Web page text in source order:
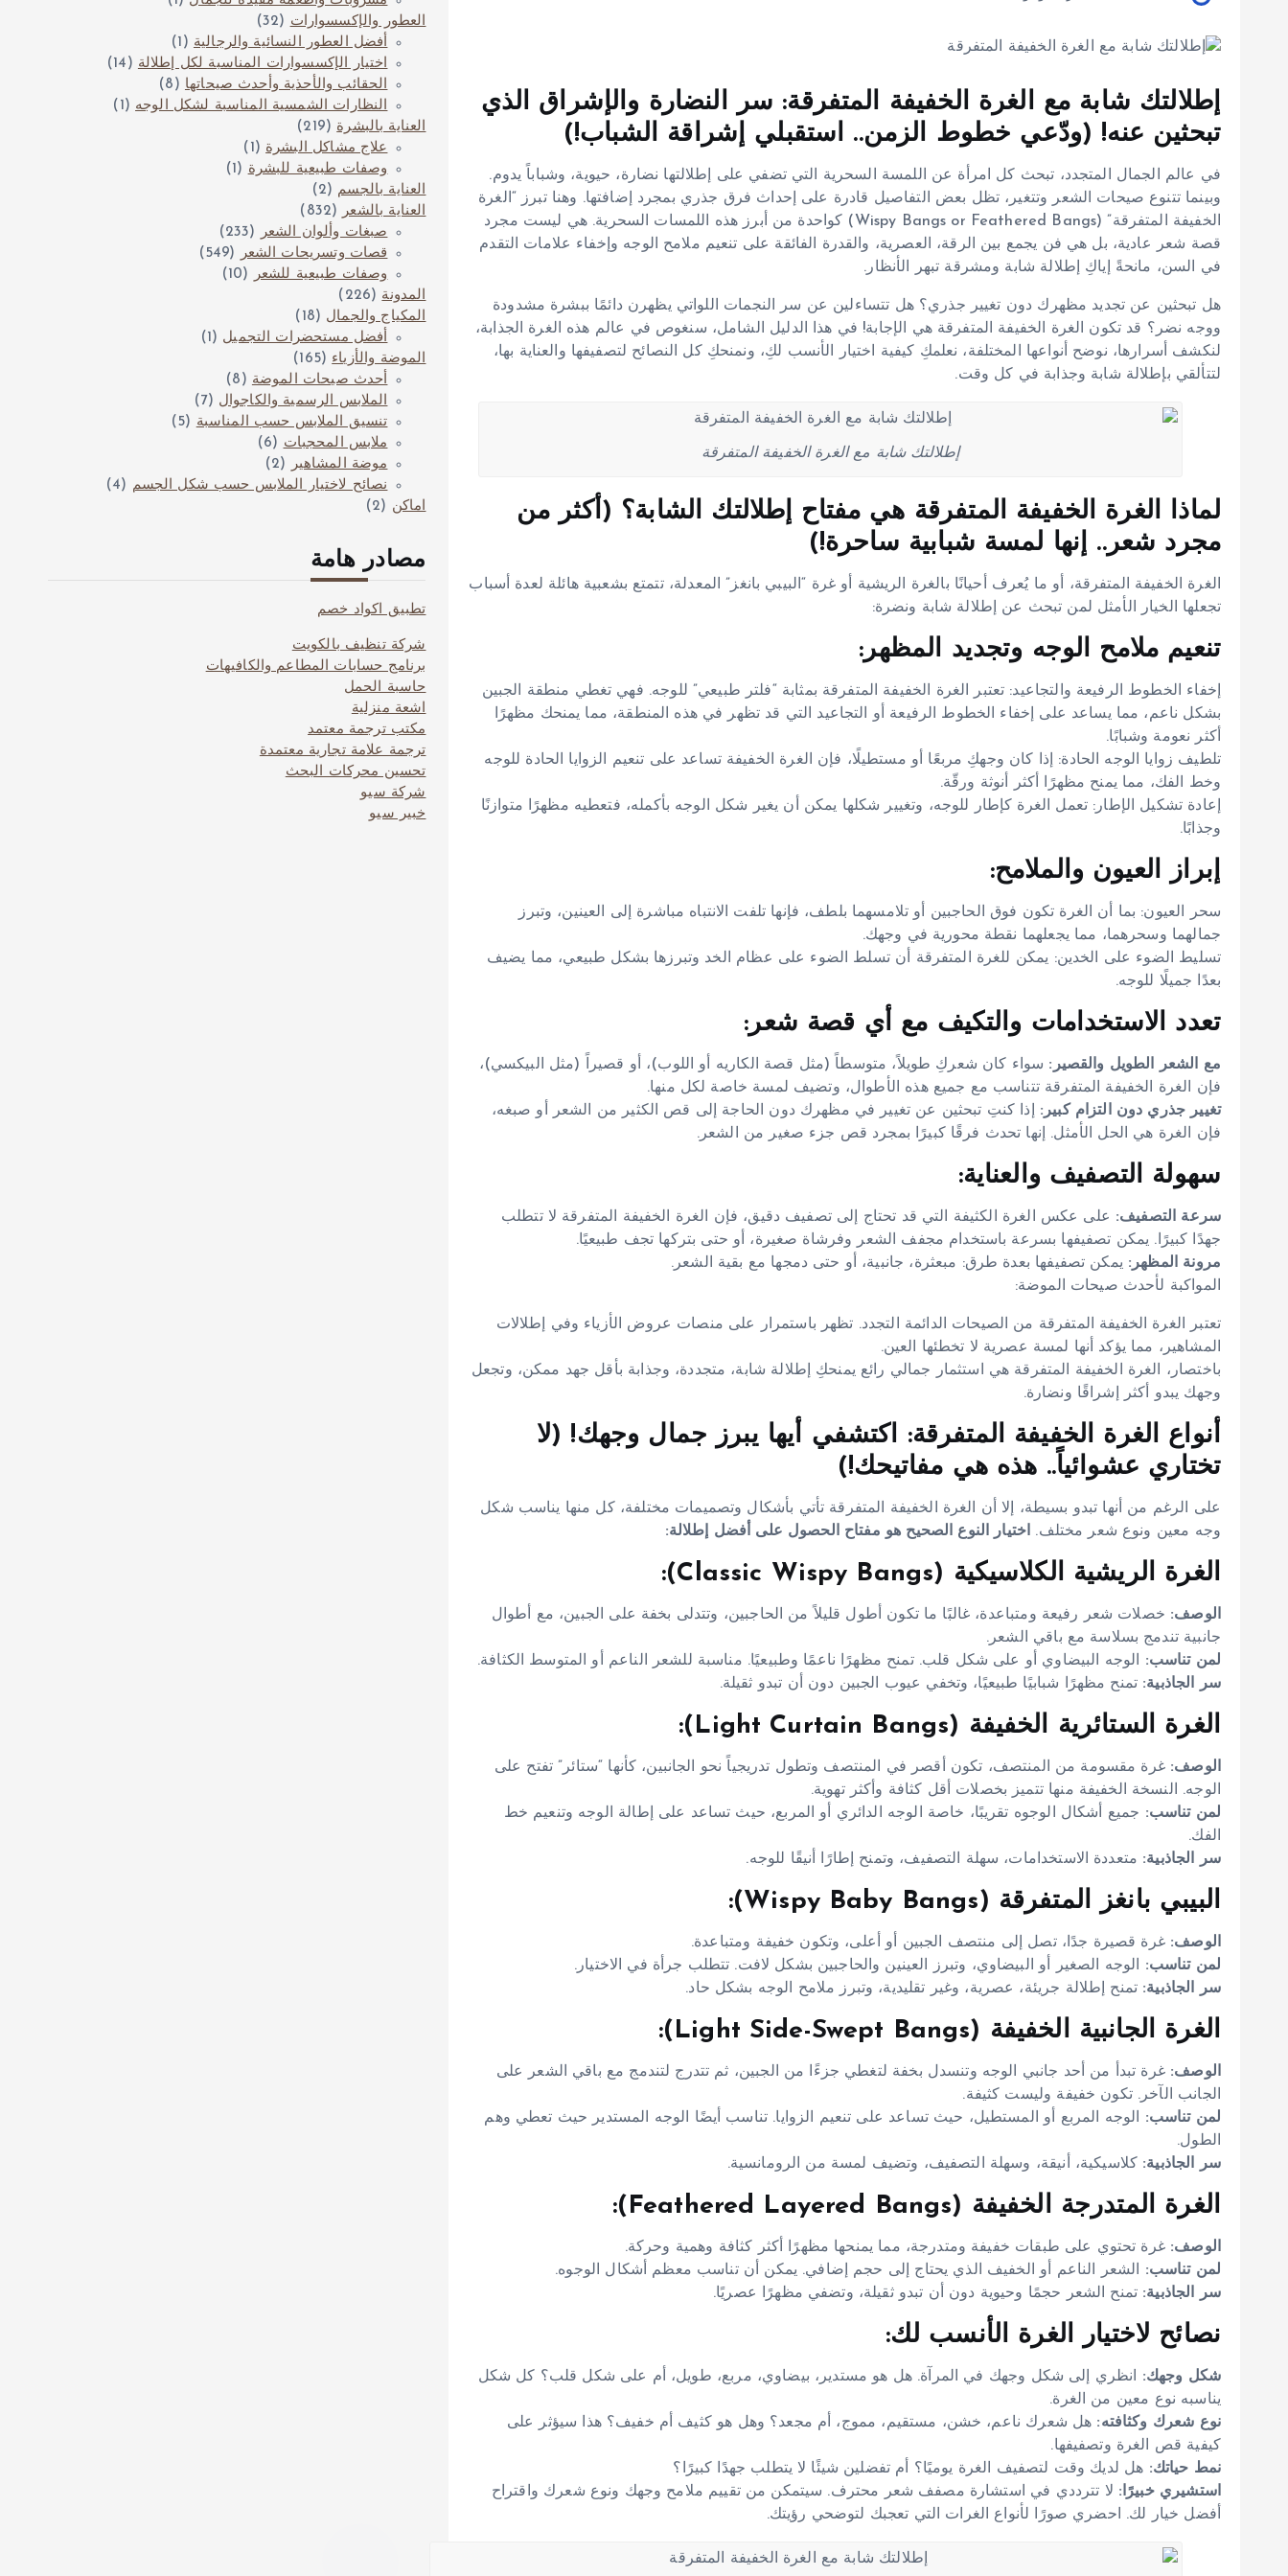
إطلالتك شابة مع الغرة الخفيفة المتفرقة: سر النضارة والإشراق الذي
تبحثين عنه! (ودّعي خطوط الزمن.. استقبلي إشراقة الشباب!)
في عالم الجمال المتجدد، تبحث كل امرأة عن اللمسة السحرية التي تضفي على إطلالتها نضارة، حيوية، وشباباً يدوم.
وبينما تتنوع صيحات الشعر وتتغير، تظل بعض التفاصيل قادرة على إحداث فرق جذري بمجرد إضافتها. وهنا تبرز “الغرة
الخفيفة المتفرقة” (Wispy Bangs or Feathered Bangs) كواحدة من أبرز هذه اللمسات السحرية. هي ليست مجرد
قصة شعر عادية، بل هي فن يجمع بين الرقة، العصرية، والقدرة الفائقة على تنعيم ملامح الوجه وإخفاء علامات التقدم
في السن، مانحةً إياكِ إطلالة شابة ومشرقة تبهر الأنظار.
هل تبحثين عن تجديد مظهرك دون تغيير جذري؟ هل تتساءلين عن سر النجمات اللواتي يظهرن دائمًا ببشرة مشدودة
ووجه نضر؟ قد تكون الغرة الخفيفة المتفرقة هي الإجابة! في هذا الدليل الشامل، سنغوص في عالم هذه الغرة الجذابة،
لنكشف أسرارها، نوضح أنواعها المختلفة، نعلمكِ كيفية اختيار الأنسب لكِ، ونمنحكِ كل النصائح لتصفيفها والعناية بها،
لتتألقي بإطلالة شابة وجذابة في كل وقت.
إطلالتك شابة مع الغرة الخفيفة المتفرقة
لماذا الغرة الخفيفة المتفرقة هي مفتاح إطلالتك الشابة؟ (أكثر من
مجرد شعر.. إنها لمسة شبابية ساحرة!)
الغرة الخفيفة المتفرقة، أو ما يُعرف أحيانًا بالغرة الريشية أو غرة “البيبي بانغز” المعدلة، تتمتع بشعبية هائلة لعدة أسباب
تجعلها الخيار الأمثل لمن تبحث عن إطلالة شابة ونضرة:
تنعيم ملامح الوجه وتجديد المظهر:
إخفاء الخطوط الرفيعة والتجاعيد: تعتبر الغرة الخفيفة المتفرقة بمثابة “فلتر طبيعي” للوجه. فهي تغطي منطقة الجبين
بشكل ناعم، مما يساعد على إخفاء الخطوط الرفيعة أو التجاعيد التي قد تظهر في هذه المنطقة، مما يمنحك مظهرًا
أكثر نعومة وشبابًا.
تلطيف زوايا الوجه الحادة: إذا كان وجهكِ مربعًا أو مستطيلًا، فإن الغرة الخفيفة تساعد على تنعيم الزوايا الحادة للوجه
وخط الفك، مما يمنح مظهرًا أكثر أنوثة ورقّة.
إعادة تشكيل الإطار: تعمل الغرة كإطار للوجه، وتغيير شكلها يمكن أن يغير شكل الوجه بأكمله، فتعطيه مظهرًا متوازنًا
وجذابًا.
إبراز العيون والملامح:
سحر العيون: بما أن الغرة تكون فوق الحاجبين أو تلامسهما بلطف، فإنها تلفت الانتباه مباشرة إلى العينين، وتبرز
جمالهما وسحرهما، مما يجعلهما نقطة محورية في وجهك.
تسليط الضوء على الخدين: يمكن للغرة المتفرقة أن تسلط الضوء على عظام الخد وتبرزها بشكل طبيعي، مما يضيف
بعدًا جميلًا للوجه.
تعدد الاستخدامات والتكيف مع أي قصة شعر:
مع الشعر الطويل والقصير: سواء كان شعركِ طويلاً، متوسطاً (مثل قصة الكاريه أو اللوب)، أو قصيراً (مثل البيكسي)،
فإن الغرة الخفيفة المتفرقة تتناسب مع جميع هذه الأطوال، وتضيف لمسة خاصة لكل منها.
تغيير جذري دون التزام كبير: إذا كنتِ تبحثين عن تغيير في مظهرك دون الحاجة إلى قص الكثير من الشعر أو صبغه،
فإن الغرة هي الحل الأمثل. إنها تحدث فرقًا كبيرًا بمجرد قص جزء صغير من الشعر.
سهولة التصفيف والعناية:
سرعة التصفيف: على عكس الغرة الكثيفة التي قد تحتاج إلى تصفيف دقيق، فإن الغرة الخفيفة المتفرقة لا تتطلب
جهدًا كبيرًا. يمكن تصفيفها بسرعة باستخدام مجفف الشعر وفرشاة صغيرة، أو حتى بتركها تجف طبيعيًا.
مرونة المظهر: يمكن تصفيفها بعدة طرق: مبعثرة، جانبية، أو حتى دمجها مع بقية الشعر.
المواكبة لأحدث صيحات الموضة:
تعتبر الغرة الخفيفة المتفرقة من الصيحات الدائمة التجدد. تظهر باستمرار على منصات عروض الأزياء وفي إطلالات
المشاهير، مما يؤكد أنها لمسة عصرية لا تخطئها العين.
باختصار، الغرة الخفيفة المتفرقة هي استثمار جمالي رائع يمنحكِ إطلالة شابة، متجددة، وجذابة بأقل جهد ممكن، وتجعل
وجهك يبدو أكثر إشراقًا ونضارة.
أنواع الغرة الخفيفة المتفرقة: اكتشفي أيها يبرز جمال وجهك! (لا
تختاري عشوائياً.. هذه هي مفاتيحك!)
على الرغم من أنها تبدو بسيطة، إلا أن الغرة الخفيفة المتفرقة تأتي بأشكال وتصميمات مختلفة، كل منها يناسب شكل
وجه معين ونوع شعر مختلف. اختيار النوع الصحيح هو مفتاح الحصول على أفضل إطلالة:
الغرة الريشية الكلاسيكية (Classic Wispy Bangs):
الوصف: خصلات شعر رفيعة ومتباعدة، غالبًا ما تكون أطول قليلاً من الحاجبين، وتتدلى بخفة على الجبين، مع أطوال
جانبية تندمج بسلاسة مع باقي الشعر.
لمن تناسب: الوجه البيضاوي أو على شكل قلب. تمنح مظهرًا ناعمًا وطبيعيًا. مناسبة للشعر الناعم أو المتوسط الكثافة.
سر الجاذبية: تمنح مظهرًا شبابيًا طبيعيًا، وتخفي عيوب الجبين دون أن تبدو ثقيلة.
الغرة الستائرية الخفيفة (Light Curtain Bangs):
الوصف: غرة مقسومة من المنتصف، تكون أقصر في المنتصف وتطول تدريجياً نحو الجانبين، كأنها “ستائر” تفتح على
الوجه. النسخة الخفيفة منها تتميز بخصلات أقل كثافة وأكثر تهوية.
لمن تناسب: جميع أشكال الوجوه تقريبًا، خاصة الوجه الدائري أو المربع، حيث تساعد على إطالة الوجه وتنعيم خط
الفك.
سر الجاذبية: متعددة الاستخدامات، سهلة التصفيف، وتمنح إطارًا أنيقًا للوجه.
البيبي بانغز المتفرقة (Wispy Baby Bangs):
الوصف: غرة قصيرة جدًا، تصل إلى منتصف الجبين أو أعلى، وتكون خفيفة ومتباعدة.
لمن تناسب: الوجه الصغير أو البيضاوي، وتبرز العينين والحاجبين بشكل لافت. تتطلب جرأة في الاختيار.
سر الجاذبية: تمنح إطلالة جريئة، عصرية، وغير تقليدية، وتبرز ملامح الوجه بشكل حاد.
الغرة الجانبية الخفيفة (Light Side-Swept Bangs):
الوصف: غرة تبدأ من أحد جانبي الوجه وتنسدل بخفة لتغطي جزءًا من الجبين، ثم تتدرج لتندمج مع باقي الشعر على
الجانب الآخر. تكون خفيفة وليست كثيفة.
لمن تناسب: الوجه المربع أو المستطيل، حيث تساعد على تنعيم الزوايا. تناسب أيضًا الوجه المستدير حيث تعطي وهم
الطول.
سر الجاذبية: كلاسيكية، أنيقة، وسهلة التصفيف، وتضيف لمسة من الرومانسية.
الغرة المتدرجة الخفيفة (Feathered Layered Bangs):
الوصف: غرة تحتوي على طبقات خفيفة ومتدرجة، مما يمنحها مظهرًا أكثر كثافة وهمية وحركة.
لمن تناسب: الشعر الناعم أو الخفيف الذي يحتاج إلى حجم إضافي. يمكن أن تناسب معظم أشكال الوجوه.
سر الجاذبية: تمنح الشعر حجمًا وحيوية دون أن تبدو ثقيلة، وتضفي مظهرًا عصريًا.
نصائح لاختيار الغرة الأنسب لك:
شكل وجهك: انظري إلى شكل وجهك في المرآة. هل هو مستدير، بيضاوي، مربع، طويل، أم على شكل قلب؟ كل شكل
يناسبه نوع معين من الغرة.
نوع شعرك وكثافته: هل شعرك ناعم، خشن، مستقيم، مموج، أم مجعد؟ وهل هو كثيف أم خفيف؟ هذا سيؤثر على
كيفية قص الغرة وتصفيفها.
نمط حياتك: هل لديك وقت لتصفيف الغرة يوميًا؟ أم تفضلين شيئًا لا يتطلب جهدًا كبيرًا؟
استشيري خبيرًا: لا تترددي في استشارة مصفف شعر محترف. سيتمكن من تقييم ملامح وجهك ونوع شعرك واقتراح
أفضل خيار لك. احضري صورًا لأنواع الغرات التي تعجبك لتوضحي رؤيتك.
العطور والإكسسوارات (32)
أفضل العطور النسائية والرجالية (1)
اختيار الإكسسوارات المناسبة لكل إطلالة (14)
الحقائب والأحذية وأحدث صيحاتها (8)
النظارات الشمسية المناسبة لشكل الوجه (1)
العناية بالبشرة (219)
علاج مشاكل البشرة (1)
وصفات طبيعية للبشرة (1)
العناية بالجسم (2)
العناية بالشعر
(832)
صبغات وألوان الشعر
(233)
قصات وتسريحات الشعر
(549)
وصفات طبيعية للشعر
(10)
المدونة (226)
المكياج والجمال (18)
أفضل مستحضرات التجميل (1)
الموضة والأزياء (165)
أحدث صيحات الموضة (8)
الملابس الرسمية والكاجوال (7)
تنسيق الملابس حسب المناسبة (5)
ملابس المحجبات (6)
موضة المشاهير
(2)
نصائح لاختيار الملابس حسب شكل الجسم (4)
اماكن (2)
مصادر هامة
تطبيق اكواد خصم
شركة تنظيف بالكويت
برنامج حسابات المطاعم والكافيهات
حاسبة الحمل
اشعة منزلية
مكتب ترجمة معتمد
ترجمة علامة تجارية معتمدة
تحسين محركات البحث
شركة سيو
خبير سيو